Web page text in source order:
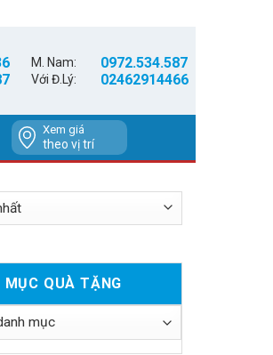
M. Nam: 0972.534.587
Với Đ.Lý: 02462914466
Xem giá
theo vị trí
MỤC QUÀ TẶNG